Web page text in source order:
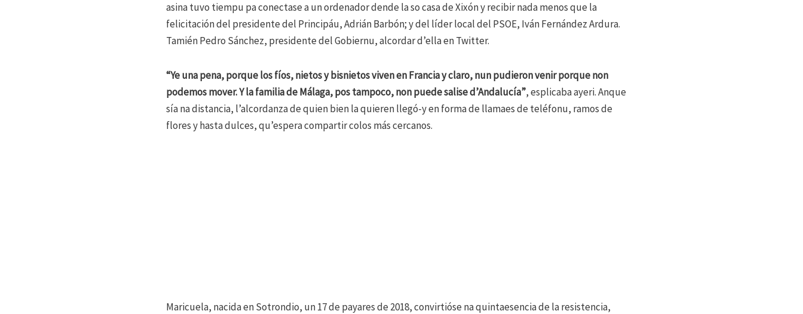
asina tuvo tiempu pa conectase a un ordenador dende la so casa de Xixón y recibir nada menos que la
felicitación del presidente del Principáu, Adrián Barbón; y del líder local del PSOE, Iván Fernández Ardura.
Tamién Pedro Sánchez, presidente del Gobiernu, alcordar d’ella en Twitter.
“Ye una pena, porque los fíos, nietos y bisnietos viven en Francia y claro, nun pudieron venir porque non
podemos mover. Y la familia de Málaga, pos tampoco, non puede salise d’Andalucía”, esplicaba ayeri. Anque
sía na distancia, l’alcordanza de quien bien la quieren llegó-y en forma de llamaes de teléfonu, ramos de
flores y hasta dulces, qu’espera compartir colos más cercanos.
Maricuela, nacida en Sotrondio, un 17 de payares de 2018, convirtióse na quintaesencia de la resistencia,